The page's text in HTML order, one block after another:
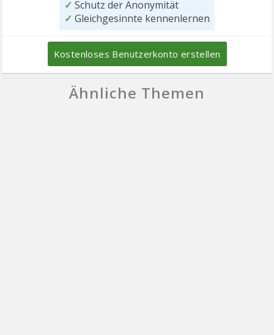
✓ Schutz der Anonymität
✓ Gleichgesinnte kennenlernen
Kostenloses Benutzerkonto erstellen
Ähnliche Themen